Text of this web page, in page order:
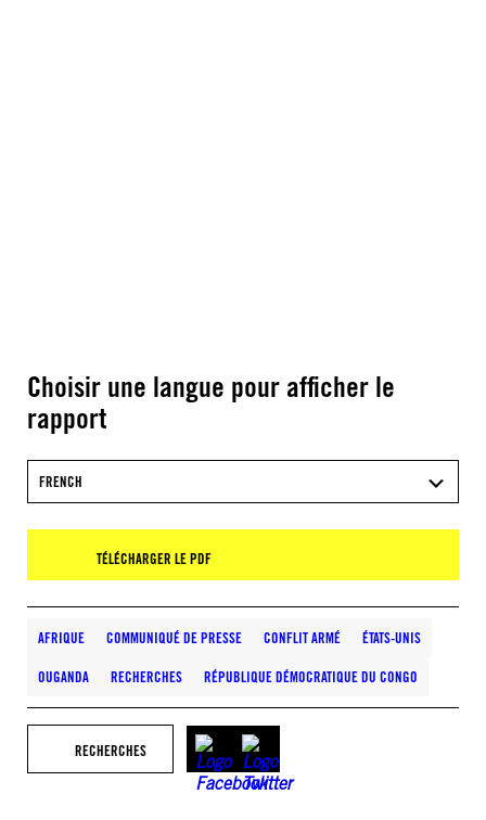
Choisir une langue pour afficher le
rapport
FRENCH
TÉLÉCHARGER LE PDF
AFRIQUE COMMUNIQUÉ DE PRESSE CONFLIT ARMÉ ÉTATS-UNIS
OUGANDA RECHERCHES RÉPUBLIQUE DÉMOCRATIQUE DU CONGO
RECHERCHES